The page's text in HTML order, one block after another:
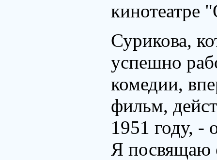
кинотеатре
Сурикова,
успешно
комедии,
фильм,
1951 году, -
Я посвящаю